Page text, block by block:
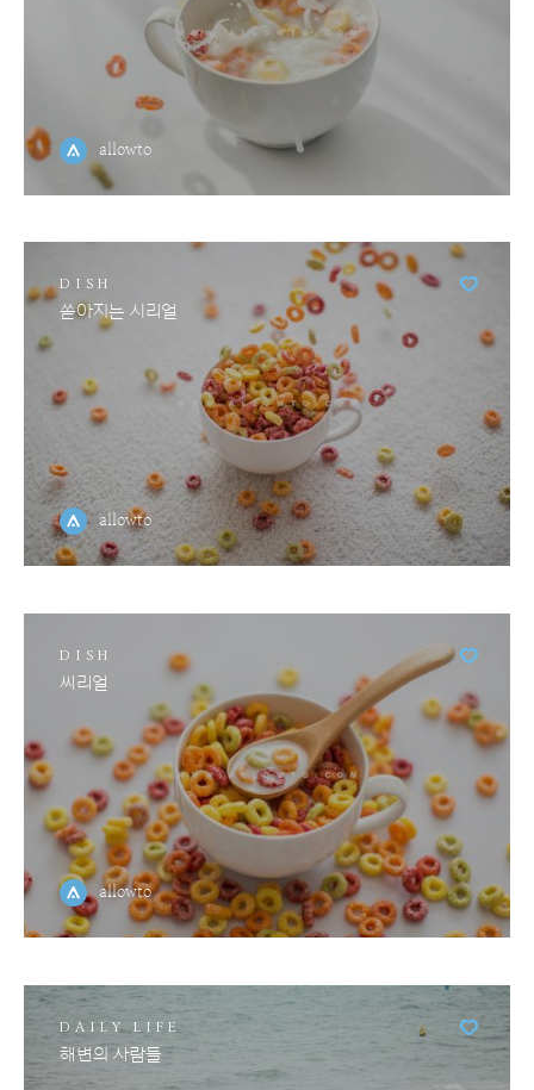
allowto
DISH
쏟아지는 시리얼
allowto
DISH
씨리얼
allowto
DAILY LIFE
해변의 사람들